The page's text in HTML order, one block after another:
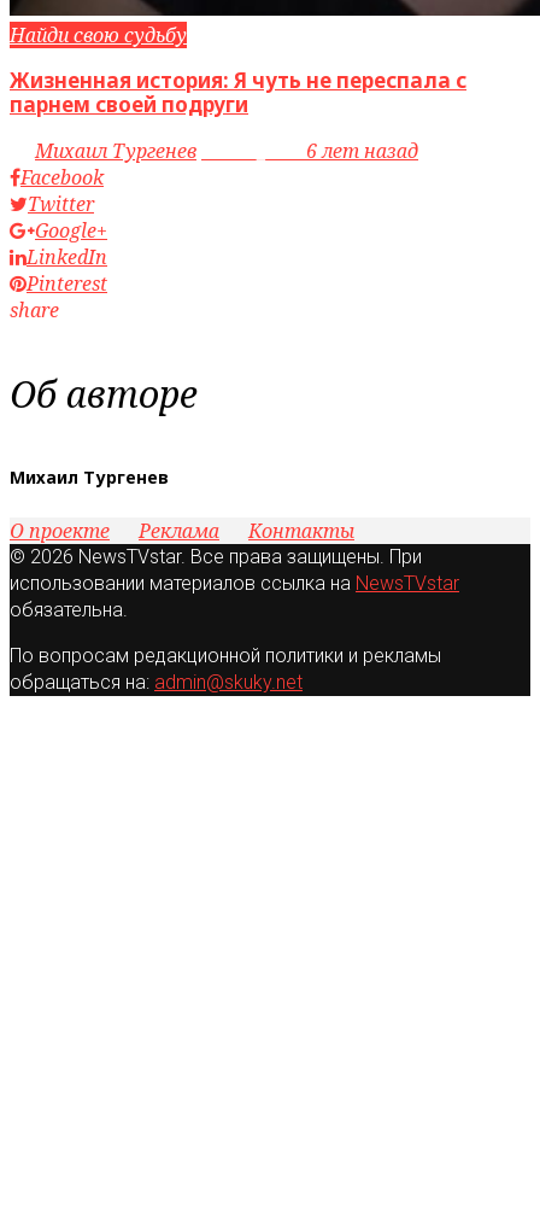
Найди свою судьбу
Жизненная история: Я чуть не переспала с
парнем своей подруги
byМихаил Тургенев
6 лет назад
Facebook
Twitter
Google+
LinkedIn
Pinterest
share
Об авторе
Михаил Тургенев
О проекте Реклама Контакты
© 2026 NewsTVstar. Все права защищены. При
использовании материалов ссылка на NewsTVstar
обязательна.
По вопросам редакционной политики и рекламы
обращаться на: admin@skuky.net